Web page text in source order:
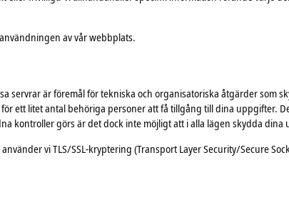
av vår webbplats.
servrar är föremål för tekniska och organisatoriska åtgärder som
ett litet antal behöriga personer att få tillgång till dina uppgifter.
kontroller görs är det dock inte möjligt att i alla lägen skydda dina
vi TLS/SSL-kryptering (Transport Layer Security/Secure